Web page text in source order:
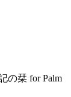
の栞 for Palm